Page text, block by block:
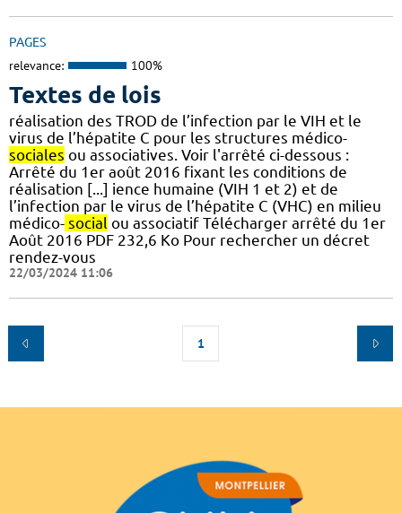
PAGES
relevance: 100%
Textes de lois
réalisation des TROD de l’infection par le VIH et le
virus de l’hépatite C pour les structures médico-
sociales ou associatives. Voir l'arrêté ci-dessous :
Arrêté du 1er août 2016 fixant les conditions de
réalisation [...] ience humaine (VIH 1 et 2) et de
l’infection par le virus de l’hépatite C (VHC) en milieu
médico- social ou associatif Télécharger arrêté du 1er
Août 2016 PDF 232,6 Ko Pour rechercher un décret
rendez-vous
22/03/2024 11:06
1